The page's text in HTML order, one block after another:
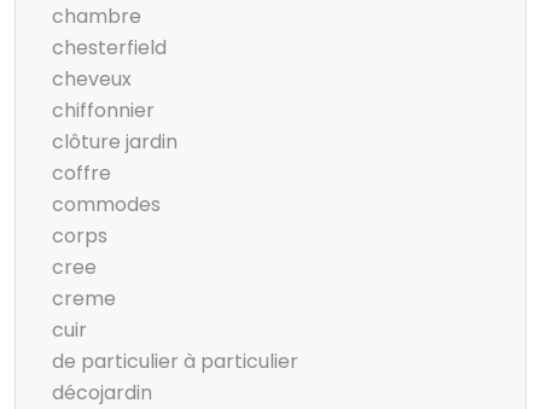
chambre
chesterfield
cheveux
chiffonnier
clôture jardin
coffre
commodes
corps
cree
creme
cuir
de particulier à particulier
décojardin